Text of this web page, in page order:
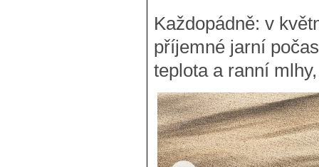
Každopádně: v
příjemné jarní
teplota a ranní